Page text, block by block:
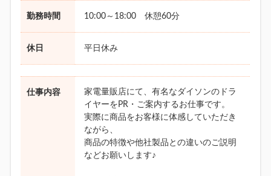
勤務時間 10:00～18:00 休憩60分
休日 平日休み
仕事内容
家電量販店にて、有名なダイソンのドラ
イヤーをPR・ご案内するお仕事です。
実際に商品をお客様に体感していただき
ながら、
商品の特徴や他社製品との違いのご説明
などお願いします♪